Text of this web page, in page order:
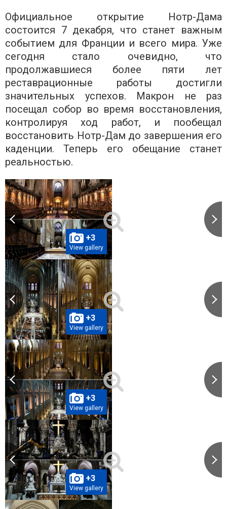
Официальное открытие Нотр-Дама
состоится 7 декабря, что станет важным
событием для Франции и всего мира. Уже
сегодня стало очевидно, что
продолжавшиеся более пяти лет
реставрационные работы достигли
значительных успехов. Макрон не раз
посещал собор во время восстановления,
контролируя ход работ, и пообещал
восстановить Нотр-Дам до завершения его
каденции. Теперь его обещание станет
реальностью.
+3
View gallery
+3
View gallery
+3
View gallery
+3
View gallery